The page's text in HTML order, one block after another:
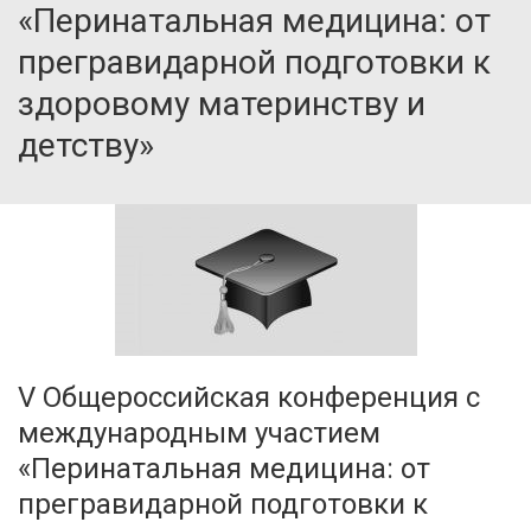
«Перинатальная медицина: от
прегравидарной подготовки к
здоровому материнству и
детству»
V Общероссийская конференция с
международным участием
«Перинатальная медицина: от
прегравидарной подготовки к